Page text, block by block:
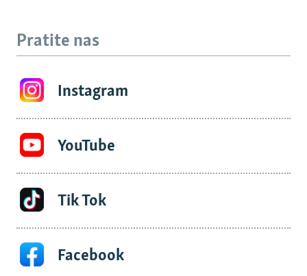
Pratite nas
Instagram
YouTube
Tik Tok
Facebook